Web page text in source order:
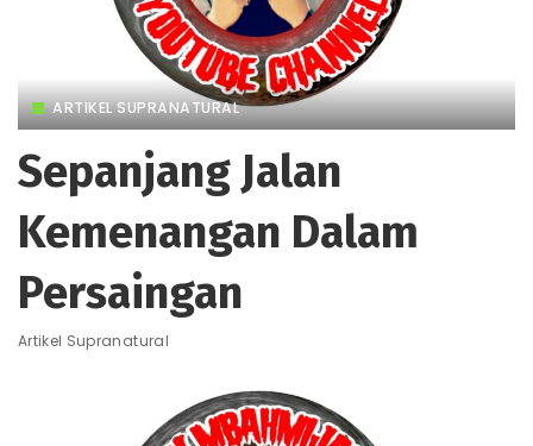
ARTIKEL SUPRANATURAL
Sepanjang Jalan
Kemenangan Dalam
Persaingan
Artikel Supranatural